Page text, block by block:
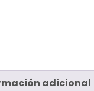
adicional